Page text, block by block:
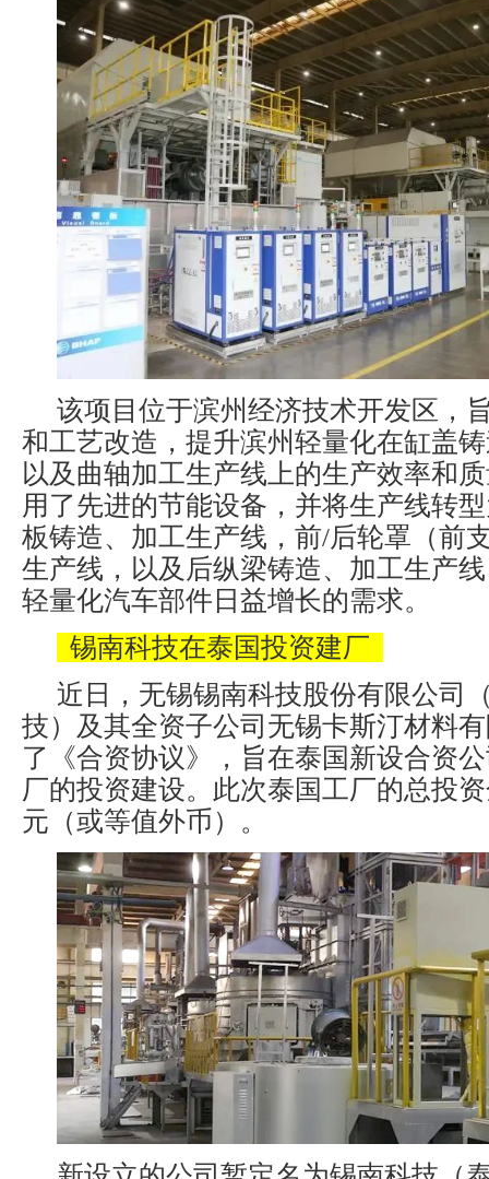
该项目位于滨州经济技术开发区，
和工艺改造，提升滨州轻量化在缸盖
以及曲轴加工生产线上的生产效率和
用了先进的节能设备，并将生产线转
板铸造、加工生产线，前/后轮罩（前
生产线，以及后纵梁铸造、加工生产
轻量化汽车部件日益增长的需求。
锡南科技在泰国投资建厂
近日，无锡锡南科技股份有限公司
技）及其全资子公司无锡卡斯汀材料
了《合资协议》，旨在泰国新设合资
厂的投资建设。此次泰国工厂的总投
元（或等值外币）。